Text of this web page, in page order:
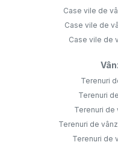
Case vile de
Case vile de
Case vile de
Terenuri
Terenuri
Terenuri de
Terenuri de
Terenuri de